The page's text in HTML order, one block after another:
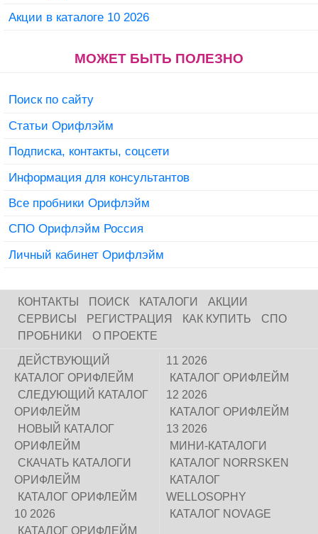
Акции в каталоге 10 2026
МОЖЕТ БЫТЬ ПОЛЕЗНО
Поиск по сайту
Статьи Орифлэйм
Подписка, контакты, соцсети
Информация для консультантов
Все пробники Орифлэйм
СПО Орифлэйм Россия
Личный кабинет Орифлэйм
КОНТАКТЫ ПОИСК КАТАЛОГИ
АКЦИИ
СЕРВИСЫ
РЕГИСТРАЦИЯ КАК КУПИТЬ
СПО
ПРОБНИКИ
О ПРОЕКТЕ
ДЕЙСТВУЮЩИЙ
КАТАЛОГ ОРИФЛЕЙМ
СЛЕДУЮЩИЙ КАТАЛОГ
ОРИФЛЕЙМ
НОВЫЙ КАТАЛОГ
ОРИФЛЕЙМ
СКАЧАТЬ КАТАЛОГИ
ОРИФЛЕЙМ
КАТАЛОГ ОРИФЛЕЙМ
10 2026
КАТАЛОГ ОРИФЛЕЙМ
11 2026
КАТАЛОГ ОРИФЛЕЙМ
12 2026
КАТАЛОГ ОРИФЛЕЙМ
13 2026
МИНИ-КАТАЛОГИ
КАТАЛОГ NORRSKEN
КАТАЛОГ
WELLOSOPHY
КАТАЛОГ NOVAGE